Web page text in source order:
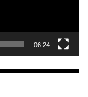
06:24